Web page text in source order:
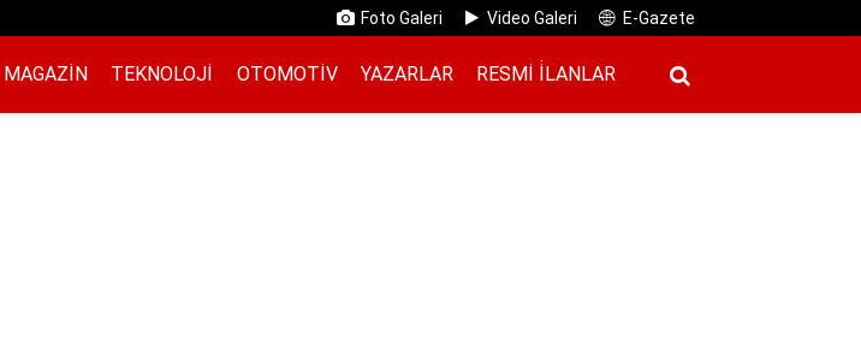
Foto Galeri Video Galeri E-Gazete
MAGAZIN TEKNOLOJI OTOMOTIV YAZARLAR RESMI İ̇LANLAR